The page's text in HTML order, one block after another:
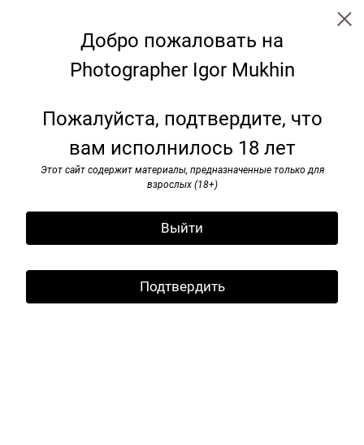
Добро пожаловать на
Photographer Igor Mukhin
Пожалуйста, подтвердите, что
вам исполнилось 18 лет
Этот сайт содержит материалы, предназначенные только для
взрослых (18+)
Выйти
Подтвердить
Trip